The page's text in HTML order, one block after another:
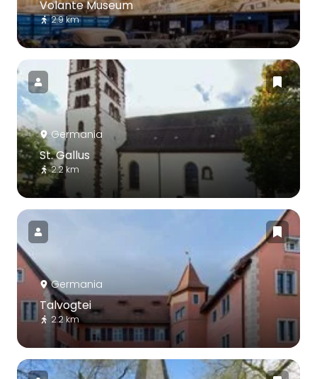
Volante Museum
2.9 km
Germania
St. Gallus
2.2 km
Germania
Talvogtei
2.2 km